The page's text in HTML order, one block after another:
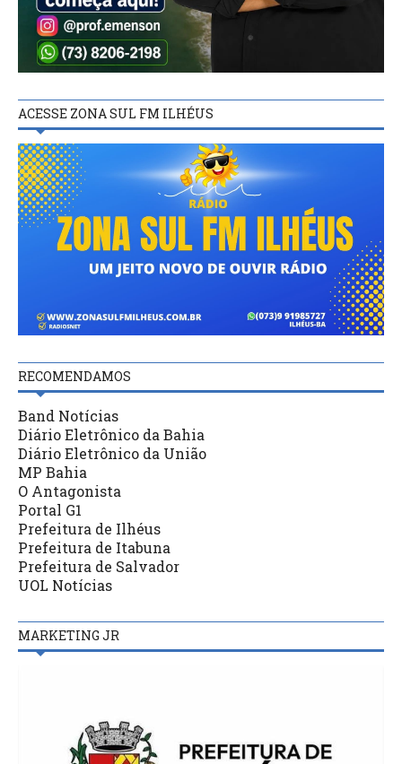
ACESSE ZONA SUL FM ILHÉUS
RECOMENDAMOS
Band Notícias
Diário Eletrônico da Bahia
Diário Eletrônico da União
MP Bahia
O Antagonista
Portal G1
Prefeitura de Ilhéus
Prefeitura de Itabuna
Prefeitura de Salvador
UOL Notícias
MARKETING JR